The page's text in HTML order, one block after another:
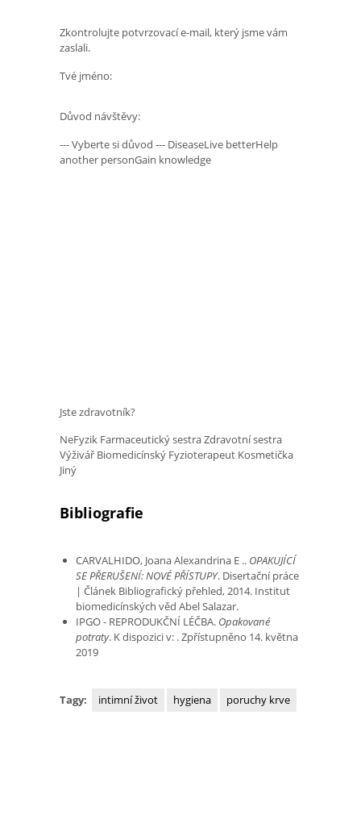
Zkontrolujte potvrzovací e-mail, který jsme vám
zaslali.
Tvé jméno:
Důvod návštěvy:
--- Vyberte si důvod --- DiseaseLive betterHelp
another personGain knowledge
Jste zdravotník?
NeFyzik Farmaceutický sestra Zdravotní sestra
Výživář Biomedicínský Fyzioterapeut Kosmetička
Jiný
Bibliografie
CARVALHIDO, Joana Alexandrina E .. OPAKUJÍCÍ
SE PŘERUŠENÍ: NOVÉ PŘÍSTUPY. Disertační práce
| Článek Bibliografický přehled, 2014. Institut
biomedicínských věd Abel Salazar.
IPGO - REPRODUKČNÍ LÉČBA. Opakované
potraty. K dispozici v: . Zpřístupněno 14. května
2019
Tagy: intimní život hygiena poruchy krve